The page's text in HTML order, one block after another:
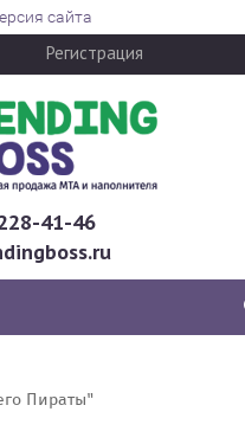
сайта
Регистрация
41-46
Пираты"